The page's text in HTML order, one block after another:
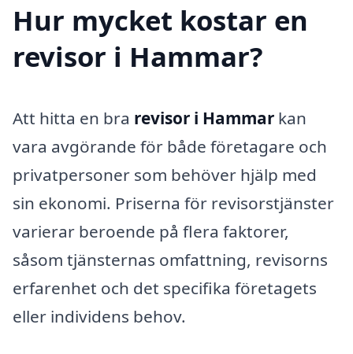
Hur mycket kostar en
revisor i Hammar?
Att hitta en bra revisor i Hammar kan
vara avgörande för både företagare och
privatpersoner som behöver hjälp med
sin ekonomi. Priserna för revisorstjänster
varierar beroende på flera faktorer,
såsom tjänsternas omfattning, revisorns
erfarenhet och det specifika företagets
eller individens behov.